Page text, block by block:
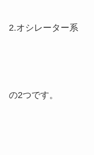
2.オシレーター系
の2つです。